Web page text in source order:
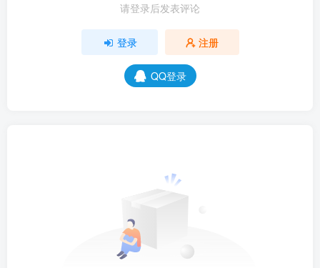
请登录后发表评论
登录 注册
QQ登录